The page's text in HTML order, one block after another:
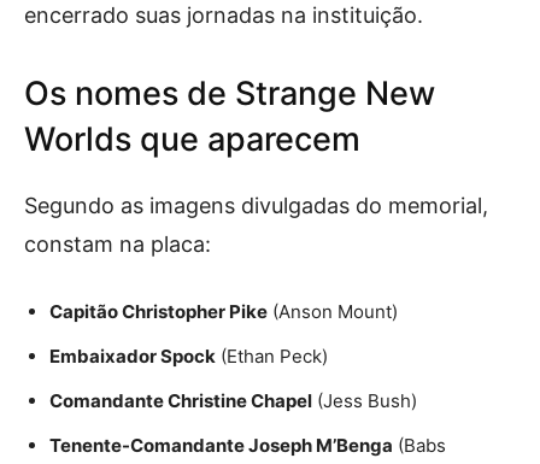
encerrado suas jornadas na instituição.
Os nomes de Strange New
Worlds que aparecem
Segundo as imagens divulgadas do memorial,
constam na placa:
Capitão Christopher Pike (Anson Mount)
Embaixador Spock (Ethan Peck)
Comandante Christine Chapel (Jess Bush)
Tenente-Comandante Joseph M’Benga (Babs